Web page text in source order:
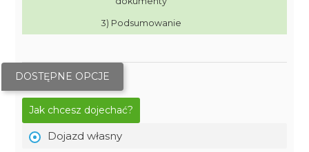
3) Podsumowanie
DOSTĘPNE OPCJE
Jak chcesz dojechać?
Dojazd własny